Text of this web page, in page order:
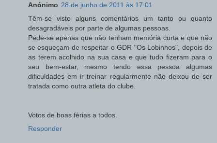
Anónimo 28 de junho de 2011 às 17:01
Têm-se visto alguns comentários um tanto ou quanto
desagradáveis por parte de algumas pessoas.
Pede-se apenas que não tenham memória curta e que não
se esqueçam de respeitar o GDR "Os Lobinhos", depois de
as terem acolhido na sua casa e que tudo fizeram para o
seu bem-estar, mesmo tendo essa pessoa algumas
dificuldades em ir treinar regularmente não deixou de ser
tratada como outra atleta do clube.
Votos de boas férias a todos.
Responder